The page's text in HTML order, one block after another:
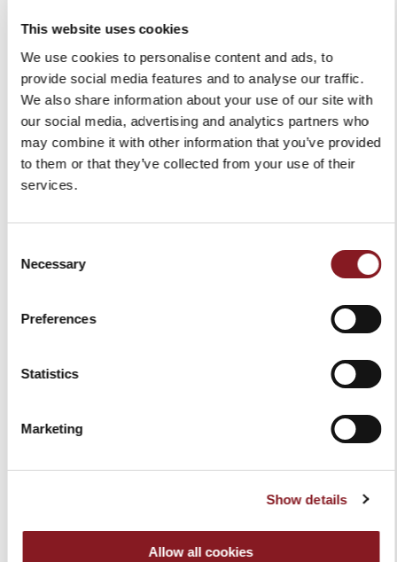
This website uses cookies
We use cookies to personalise content and ads, to
provide social media features and to analyse our traffic.
We also share information about your use of our site with
our social media, advertising and analytics partners who
may combine it with other information that you’ve provided
to them or that they’ve collected from your use of their
services.
Selection
Necessary
Preferences
Statistics
Marketing
Show details
Allow all cookies
COUTEAU À STEAK ADHOC
11 CM NOIR LAME DENTÉE
COUTEAU D'OFFICE
ADHOC 11 CM NOIR
STEAK ADHOC NOIR LAME
STEAK ADHOC NOIR LAME